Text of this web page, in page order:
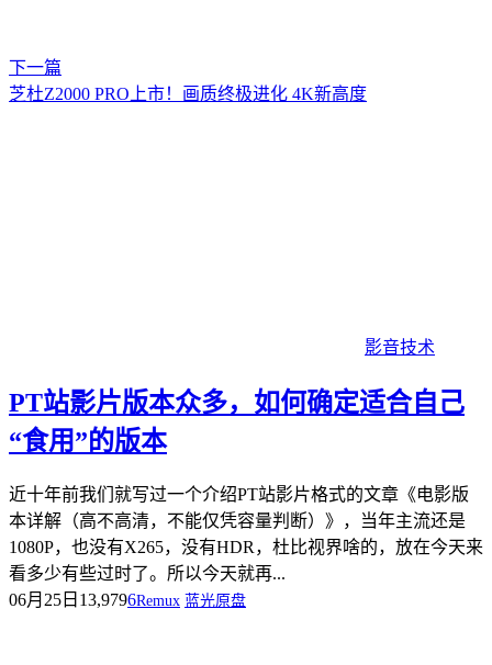
下一篇
芝杜Z2000 PRO上市！画质终极进化 4K新高度
影音技术
PT站影片版本众多，如何确定适合自己
“食用”的版本
近十年前我们就写过一个介绍PT站影片格式的文章《电影版
本详解（高不高清，不能仅凭容量判断）》，当年主流还是
1080P，也没有X265，没有HDR，杜比视界啥的，放在今天来
看多少有些过时了。所以今天就再...
06月25日 13,9796Remux 蓝光原盘